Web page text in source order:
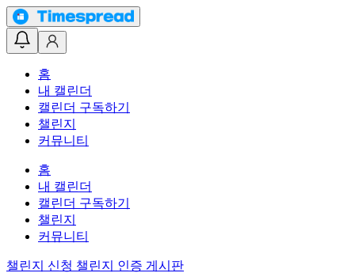
홈
내 캘린더
캘린더 구독하기
챌린지
커뮤니티
홈
내 캘린더
캘린더 구독하기
챌린지
커뮤니티
챌린지 신청 챌린지 인증 게시판